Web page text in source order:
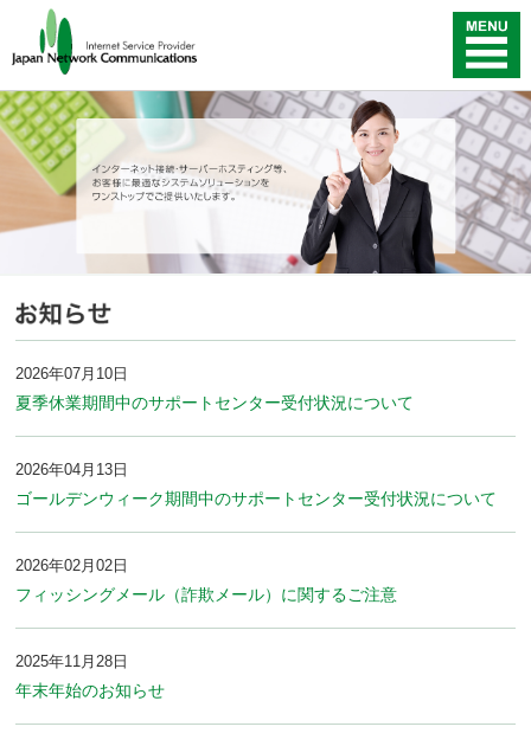
2026年07月10日
夏季休業期間中のサポートセンター受付状況について
2026年04月13日
ゴールデンウィーク期間中のサポートセンター受付状況について
2026年02月02日
フィッシングメール（詐欺メール）に関するご注意
2025年11月28日
年末年始のお知らせ